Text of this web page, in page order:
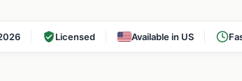
Licensed Available in US